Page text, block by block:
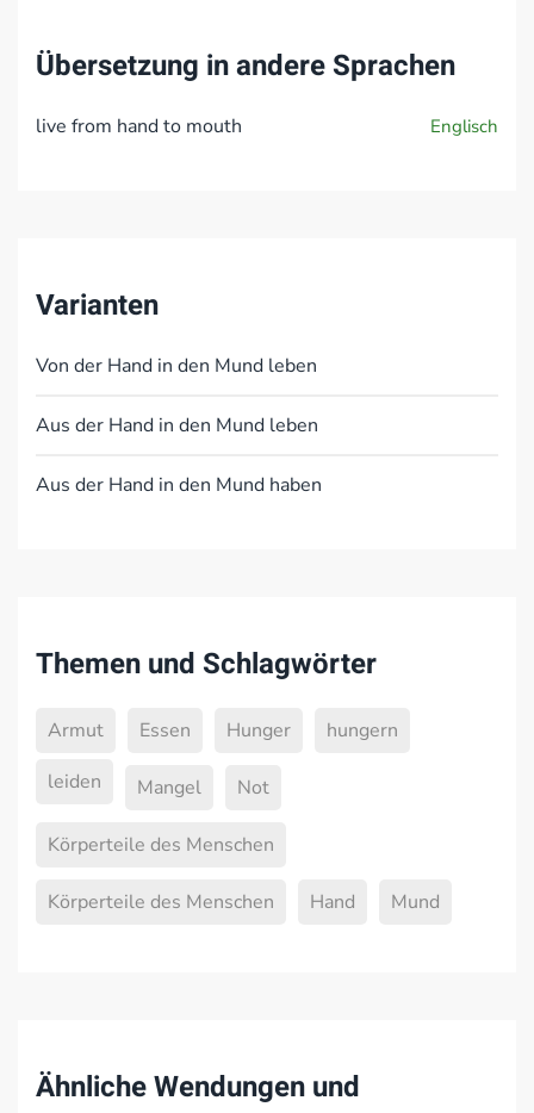
Übersetzung in andere Sprachen
live from hand to mouth Englisch
Varianten
Von der Hand in den Mund leben
Aus der Hand in den Mund leben
Aus der Hand in den Mund haben
Themen und Schlagwörter
Armut Essen Hunger
hungern
leiden
Mangel Not
Körperteile des Menschen
Körperteile des Menschen Hand Mund
Ähnliche Wendungen und